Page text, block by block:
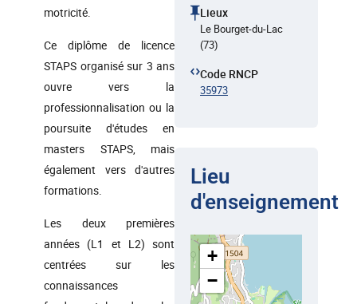
motricité.
Ce diplôme de licence
STAPS organisé sur 3 ans
ouvre vers la
professionnalisation ou la
poursuite d'études en
masters STAPS, mais
également vers d'autres
formations.
Les deux premières
années (L1 et L2) sont
centrées sur les
connaissances
Lieux
Le Bourget-du-Lac
(73)
Code RNCP
35973
Lieu
d'enseignement
+
−